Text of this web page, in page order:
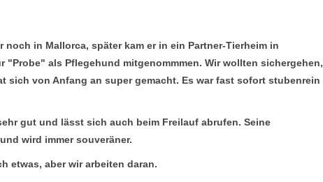
in Mallorca, später kam er in ein Partner-Tierheim in
als Pflegehund mitgenommmen. Wir wollten sichergehen,
von Anfang an super gemacht. Es war fast sofort stubenrein
gut und lässt sich auch beim Freilauf abrufen. Seine
wird immer souveräner.
etwas, aber wir arbeiten daran.